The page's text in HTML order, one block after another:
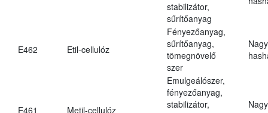
stabilizátor,
sűrítőanyag
E462 Etil-cellulóz
Fényezőanyag,
sűrítőanyag,
tömegnövelő
szer
E461 Metil-cellulóz
Emulgeálószer,
fényezőanyag,
stabilizátor,